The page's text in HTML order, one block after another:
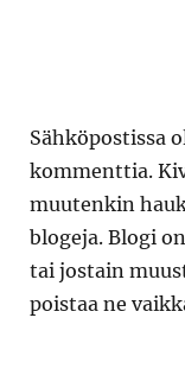
Sähköpostissa
kommenttia.
muutenkin
blogeja. Blogi
tai jostain
poistaa ne